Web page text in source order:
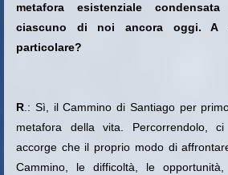
metafora esistenziale
ciascuno di noi ancora oggi.
particolare?
R.: Sì, il Cammino di Santiago per
metafora della vita. Percorrendolo,
accorge che il proprio modo di
Cammino, le difficoltà, le